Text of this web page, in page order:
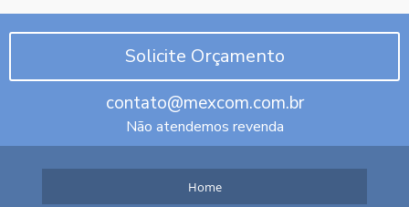
Solicite Orçamento
contato@mexcom.com.br
Não atendemos revenda
Home